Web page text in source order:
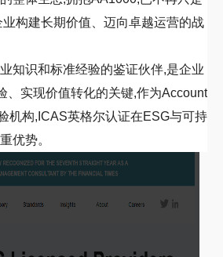
构建长期价值、迈向卓越运营的战
知识和标准经验的鉴证伙伴,是企业
、实现价值转化的关键,作为Account
机构, ICAS英格尔认证在ESG与可持
优势。